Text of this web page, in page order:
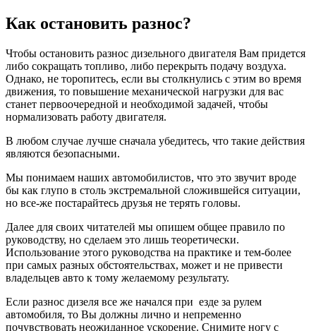
Как остановить разнос?
Чтобы остановить разнос дизельного двигателя Вам придется
либо сокращать топливо, либо перекрыть подачу воздуха.
Однако, не торопитесь, если вы столкнулись с этим во время
движения, то повышение механической нагрузки для вас
станет первоочередной и необходимой задачей, чтобы
нормализовать работу двигателя.
В любом случае лучше сначала убедитесь, что такие действия
являются безопасными.
Мы понимаем наших автомобилистов, что это звучит вроде
бы как глупо в столь экстремальной сложившейся ситуации,
но все-же постарайтесь друзья не терять головы.
Далее для своих читателей мы опишем общее правило по
руководству, но сделаем это лишь теоретически.
Использование этого руководства на практике и тем-более
при самых разных обстоятельствах, может и не привести
владельцев авто к тому желаемому результату.
Если разнос дизеля все же начался при езде за рулем
автомобиля, то Вы должны лично и непременно
почувствовать неожиданное ускорение. Снимите ногу с